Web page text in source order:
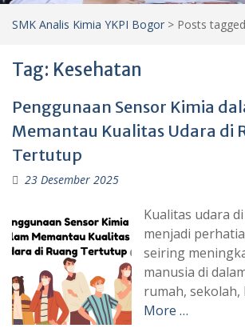
SMK Analis Kimia YKPI Bogor > Posts tagged
Tag: Kesehatan
Penggunaan Sensor Kimia
Memantau Kualitas Udara di
Tertutup
23 Desember 2025
Kualitas udara
menjadi
seiring
manusia di
rumah,
More …